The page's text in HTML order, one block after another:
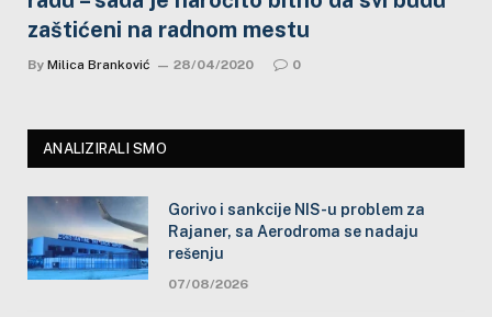
zaštićeni na radnom mestu
By Milica Branković 28/04/2020 0
ANALIZIRALI SMO
Gorivo i sankcije NIS-u problem za
Rajaner, sa Aerodroma se nadaju
rešenju
07/08/2026